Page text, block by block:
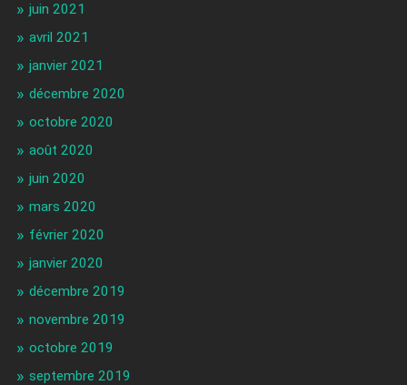
juin 2021
avril 2021
janvier 2021
décembre 2020
octobre 2020
août 2020
juin 2020
mars 2020
février 2020
janvier 2020
décembre 2019
novembre 2019
octobre 2019
septembre 2019